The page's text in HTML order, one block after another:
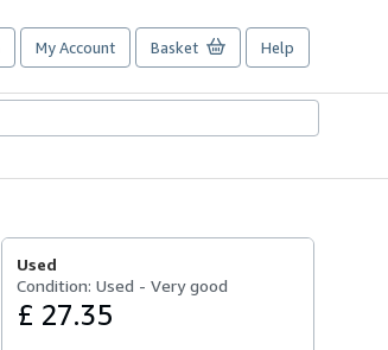
My Account Basket Help
Used
Condition: Used - Very good
£ 27.35